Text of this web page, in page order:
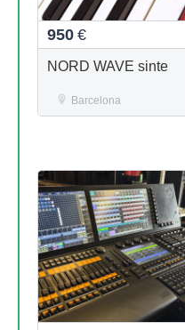
950 €
NORD WAVE sinte
Barcelona